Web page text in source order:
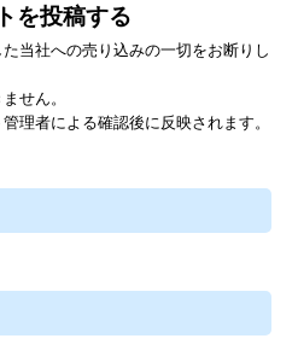
を投稿する
当社への売り込みの一切をお断りし
せん。
理者による確認後に反映されます。